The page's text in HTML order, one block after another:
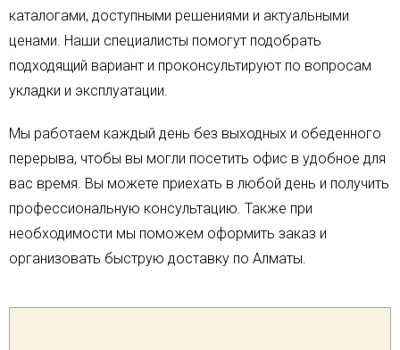
каталогами, доступными решениями и актуальными
ценами. Наши специалисты помогут подобрать
подходящий вариант и проконсультируют по вопросам
укладки и эксплуатации.
Мы работаем каждый день без выходных и обеденного
перерыва, чтобы вы могли посетить офис в удобное для
вас время. Вы можете приехать в любой день и получить
профессиональную консультацию. Также при
необходимости мы поможем оформить заказ и
организовать быструю доставку по Алматы.